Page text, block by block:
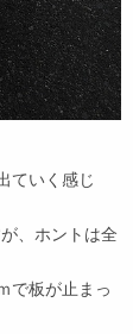
ていく感じ
、ホントは全
で板が止まっ